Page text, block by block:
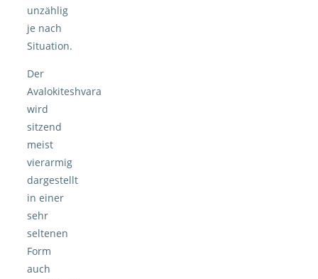
unzählig
je nach
Situation.
Der
Avalokiteshvara
wird
sitzend
meist
vierarmig
dargestellt
in einer
sehr
seltenen
Form
auch